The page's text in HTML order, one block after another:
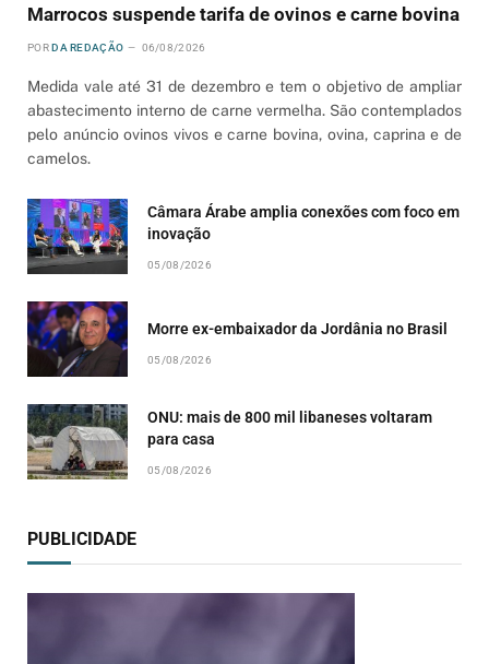
Marrocos suspende tarifa de ovinos e carne bovina
POR DA REDAÇÃO 06/08/2026
Medida vale até 31 de dezembro e tem o objetivo de ampliar
abastecimento interno de carne vermelha. São contemplados
pelo anúncio ovinos vivos e carne bovina, ovina, caprina e de
camelos.
Câmara Árabe amplia conexões com foco em
inovação
05/08/2026
Morre ex-embaixador da Jordânia no Brasil
05/08/2026
ONU: mais de 800 mil libaneses voltaram
para casa
05/08/2026
PUBLICIDADE